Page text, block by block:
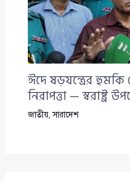
ঈদে ষড়যন্ত্রের
নিরাপত্তা — স্বরাষ্ট্র
জাতীয়,সারাদেশ